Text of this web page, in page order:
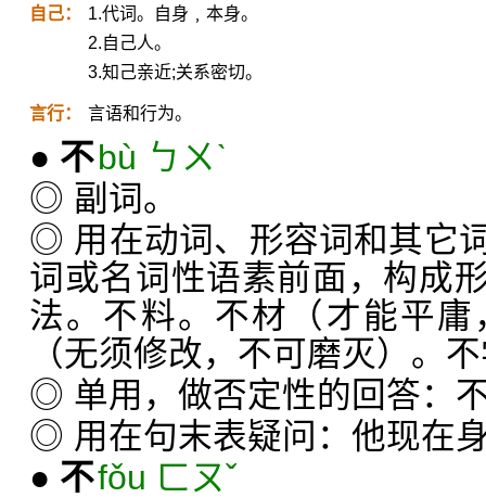
自己：
1.代词。自身﹐本身。
2.自己人。
3.知己亲近;关系密切。
言行： 言语和行为。
● 不bù ㄅㄨˋ
◎ 副词。
◎ 用在动词、形容词和其它
词或名词性语素前面，构成
法。不料。不材（才能平
（无须修改，不可磨灭）。
◎ 单用，做否定性的回答：
◎ 用在句末表疑问：他现在
● 不fǒu ㄈㄡˇ